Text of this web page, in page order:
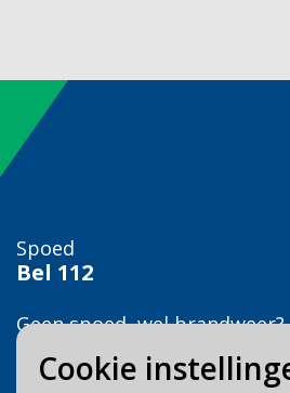
Cookie
Spoed
Bel 112
Geen spoed, wel brandweer?
Bel